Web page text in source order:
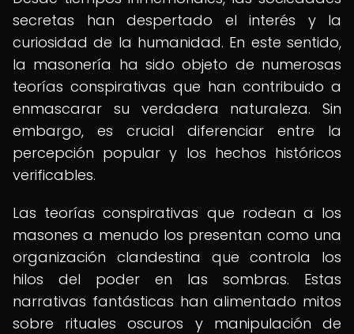
secretas han despertado el interés y la
curiosidad de la humanidad. En este sentido,
la masonería ha sido objeto de numerosas
teorías conspirativas que han contribuido a
enmascarar su verdadera naturaleza. Sin
embargo, es crucial diferenciar entre la
percepción popular y los hechos históricos
verificables.
Las teorías conspirativas que rodean a los
masones a menudo los presentan como una
organización clandestina que controla los
hilos del poder en las sombras. Estas
narrativas fantásticas han alimentado mitos
sobre rituales oscuros y manipulación de